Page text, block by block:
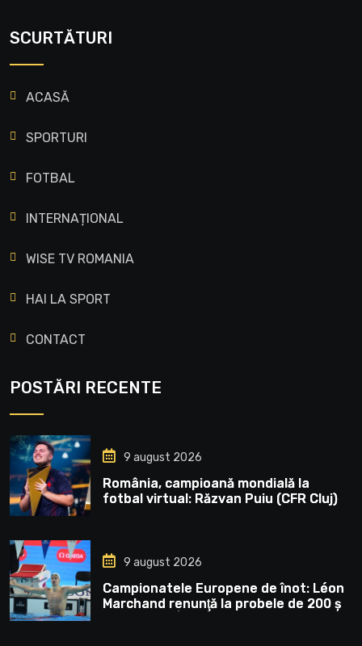
SCURTĂTURI
ACASĂ
SPORTURI
FOTBAL
INTERNAȚIONAL
WISE TV ROMANIA
HAI LA SPORT
CONTACT
POSTĂRI RECENTE
9 august 2026
România, campioană mondială la
fotbal virtual: Răzvan Puiu (CFR Cluj) a
9 august 2026
Campionatele Europene de înot: Léon
Marchand renunţă la probele de 200 şi